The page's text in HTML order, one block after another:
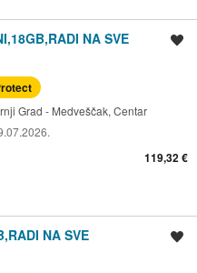
NA SVE
Grad - Medveščak, Centar
119,32 €
NA SVE